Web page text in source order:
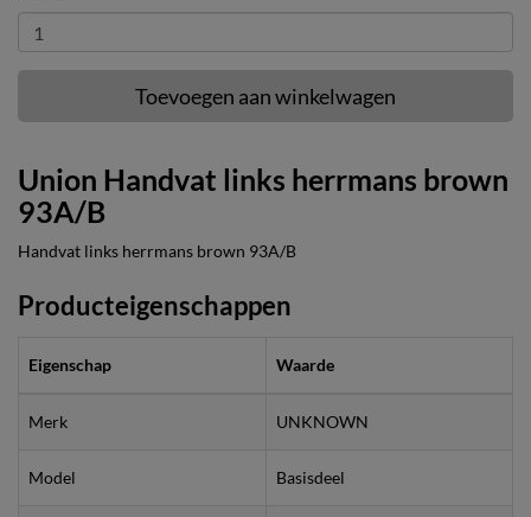
Toevoegen aan winkelwagen
Union Handvat links herrmans brown
93A/B
Handvat links herrmans brown 93A/B
Producteigenschappen
Eigenschap Waarde
Merk UNKNOWN
Model Basisdeel